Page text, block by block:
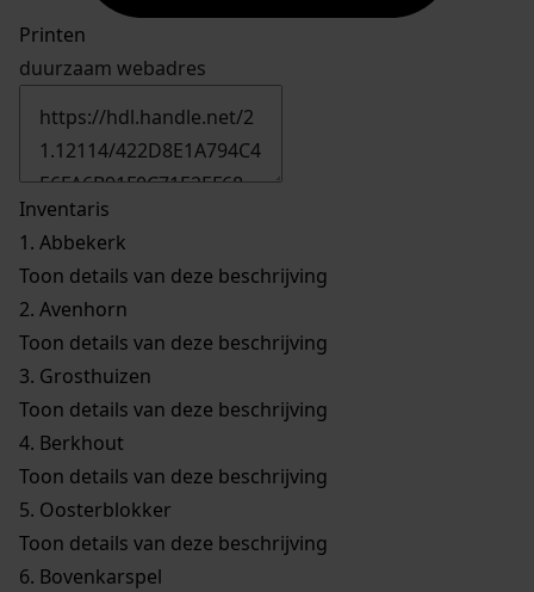
Printen
duurzaam webadres
Inventaris
1. Abbekerk
Toon details van deze beschrijving
2. Avenhorn
Toon details van deze beschrijving
3. Grosthuizen
Toon details van deze beschrijving
4. Berkhout
Toon details van deze beschrijving
5. Oosterblokker
Toon details van deze beschrijving
6. Bovenkarspel